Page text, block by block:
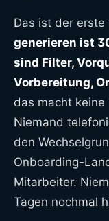
Das ist der erste
generieren ist
sind Filter,
Vorbereitung,
das macht
Niemand
den
Onboarding-
Mitarbeiter.
Tagen nochmal